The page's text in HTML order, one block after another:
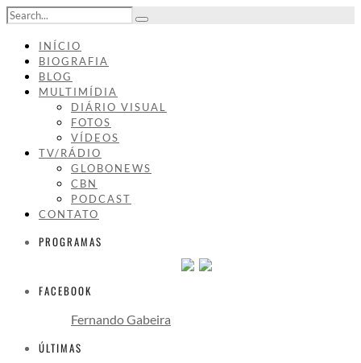
INÍCIO
BIOGRAFIA
BLOG
MULTIMÍDIA
DIÁRIO VISUAL
FOTOS
VÍDEOS
TV/RÁDIO
GLOBONEWS
CBN
PODCAST
CONTATO
PROGRAMAS
FACEBOOK
Fernando Gabeira
ÚLTIMAS